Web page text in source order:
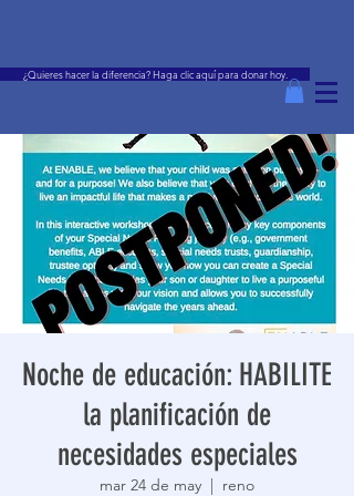
¿Quieres hacer la diferencia? Haga clic aquí para donar hoy.
Noche de educación: HABILITE
la planificación de
necesidades especiales
mar 24 de may
  |
reno